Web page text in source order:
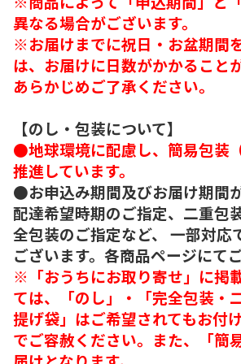
異なる場合がございます。
※お届けまでに祝日・お盆期間
は、お届けに日数がかかること
あらかじめご了承ください。
【のし・包装について】
●地球環境に配慮し、簡易包装
推進しています。
●お申込み期間及びお届け期間
配達希望時期のご指定、二重包
全包装のご指定など、 一部対応
ございます。各商品ページにて
※「おうちにお取り寄せ」に掲
ては、「のし」・「完全包装・
提げ袋」はご希望されてもお付
でご容赦ください。また、「簡